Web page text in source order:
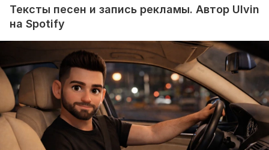
Тексты песен и запись рекламы. Автор Ulvin
на Spotify